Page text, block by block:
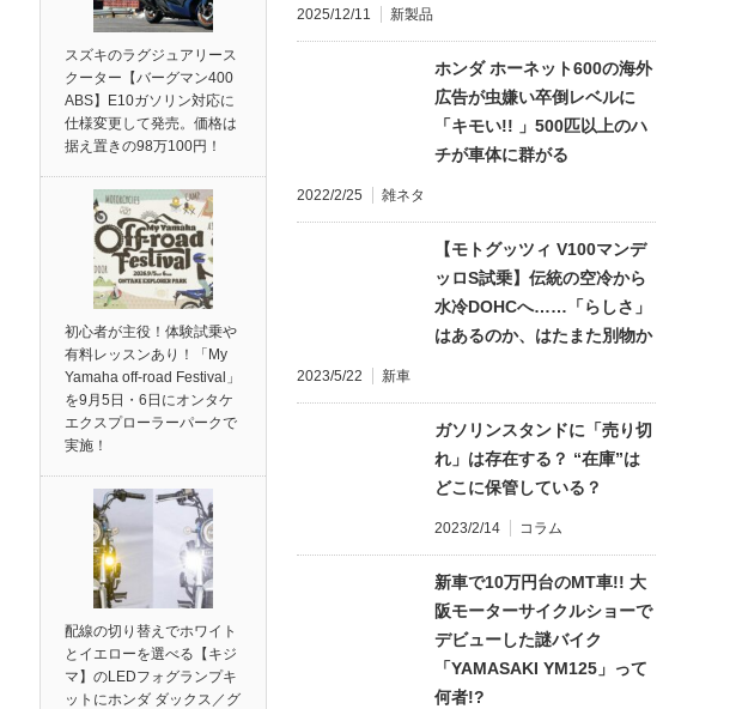
スズキのラグジュアリース
クーター【バーグマン400
ABS】E10ガソリン対応に
仕様変更して発売。価格は
据え置きの98万100円！
初心者が主役！体験試乗や
有料レッスンあり！「My
Yamaha off-road Festival」
を9月5日・6日にオンタケ
エクスプローラーパークで
実施！
配線の切り替えでホワイト
とイエローを選べる【キジ
マ】のLEDフォグランプキ
ットにホンダ ダックス／グ
2025/12/11 新製品
ホンダ ホーネット600の海外
広告が虫嫌い卒倒レベルに
「キモい!! 」500匹以上のハ
チが車体に群がる
2022/2/25 雑ネタ
【モトグッツィ V100マンデ
ッロS試乗】伝統の空冷から
水冷DOHCへ……「らしさ」
はあるのか、はたまた別物か
2023/5/22 新車
ガソリンスタンドに「売り切
れ」は存在する？ “在庫”は
どこに保管している？
2023/2/14 コラム
新車で10万円台のMT車!! 大
阪モーターサイクルショーで
デビューした謎バイク
「YAMASAKI YM125」って
何者!?